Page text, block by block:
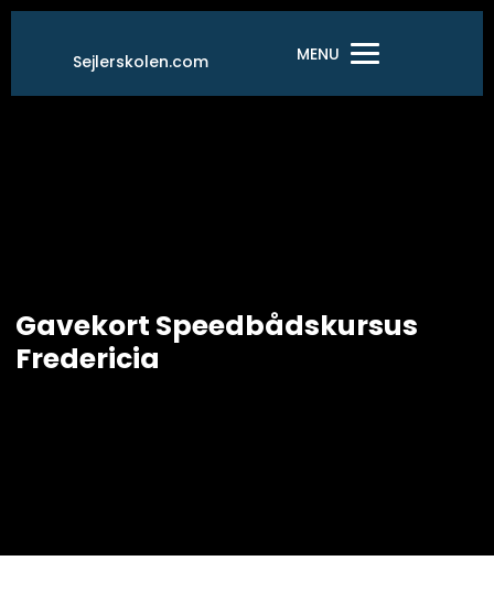
Gå
indholdetSejlerskolen.com MENU
Gavekort Speedbådskursus
Fredericia